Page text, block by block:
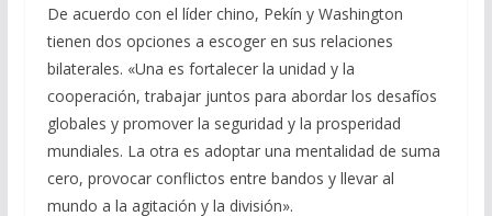
De acuerdo con el líder chino, Pekín y Washington
tienen dos opciones a escoger en sus relaciones
bilaterales. «Una es fortalecer la unidad y la
cooperación, trabajar juntos para abordar los desafíos
globales y promover la seguridad y la prosperidad
mundiales. La otra es adoptar una mentalidad de suma
cero, provocar conflictos entre bandos y llevar al
mundo a la agitación y la división».